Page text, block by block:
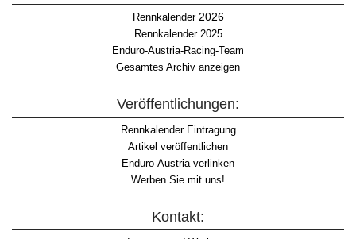
Rennkalender2026
Rennkalender 2025
Enduro-Austria-Racing-Team
Gesamtes Archiv anzeigen
Veröffentlichungen:
Rennkalender Eintragung
Artikel veröffentlichen
Enduro-Austria verlinken
Werben Sie mit uns!
Kontakt: